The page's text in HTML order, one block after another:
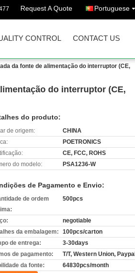
Request A Quote Portuguese
CONTROL CONTACT US
da fonte de alimentação do interruptor (CE,
do interruptor (CE,
do produto:
de origem:
CHINA
POETRONICS
CE, FCC, ROHS
do modelo:
PSA1236-W
de Pagamento e Envio:
de ordem
500pcs
negotiable
da embalagem:
100pcs/carton
de entrega:
3-30days
de pagamento:
T/T, Western Union, Paypal
da fonte:
64830pcs/month